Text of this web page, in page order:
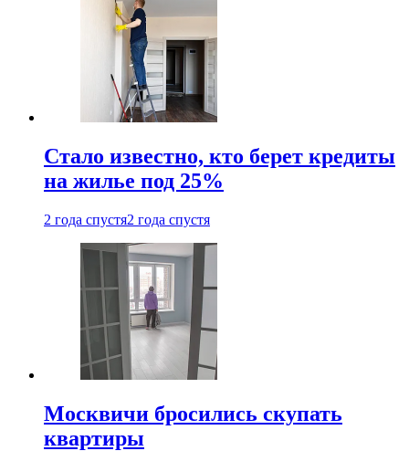
Стало известно, кто берет кредиты
на жилье под 25%
2 года спустя2 года спустя
Москвичи бросились скупать
квартиры